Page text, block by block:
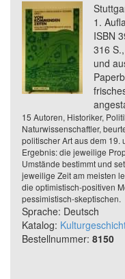
1.
ISBN
316
und
15 Autoren, Historiker,
Naturwissenschaftler,
politischer Art aus dem 19.
Ergebnis: die jeweilige
Umstände bestimmt und
jeweilige Zeit am meisten
die optimistisch-positiven
pessimistisch-skeptischen.
Sprache: Deutsch
Katalog:
Bestellnummer: 8150